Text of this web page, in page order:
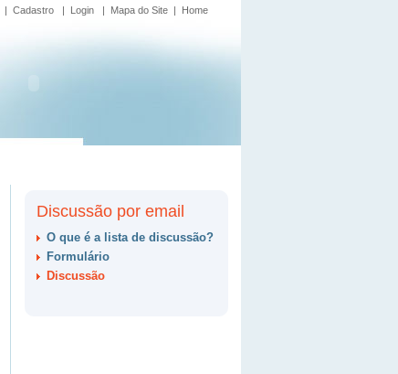
| Cadastro | Login | Mapa do Site | Home
Discussão por email
O que é a lista de discussão?
Formulário
Discussão